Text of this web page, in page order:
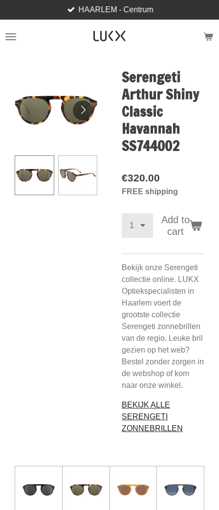
to
main
HAARLEM - Centrum
Serengeti
Arthur Shiny
Classic
Havannah
SS744002
€320.00
FREE shipping
Add to
cart
Bekijk onze Serengeti
collectie online. LUKX
Optiekspecialisten in
Haarlem voert de
grootste collectie
Serengeti zonnebrillen
van de regio. Leuke bril
gezien op het web?
Bestel zonder zorgen in
de webshop of kom
naar onze winkel.
BEKIJK ALLE
SERENGETI
ZONNEBRILLEN